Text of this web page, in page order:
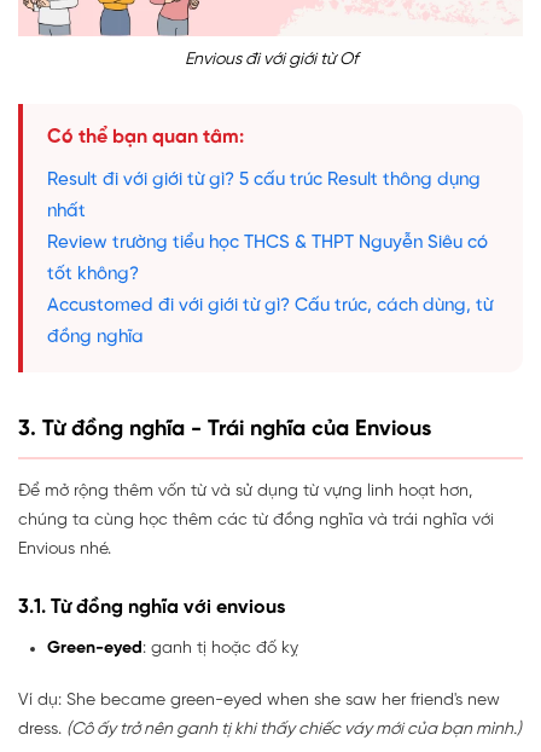
Envious đi với giới từ Of
Có thể bạn quan tâm:
Result đi với giới từ gì? 5 cấu trúc Result thông dụng
nhất
Review trường tiểu học THCS & THPT Nguyễn Siêu có
tốt không?
Accustomed đi với giới từ gì? Cấu trúc, cách dùng, từ
đồng nghĩa
3. Từ đồng nghĩa - Trái nghĩa của Envious
Để mở rộng thêm vốn từ và sử dụng từ vựng linh hoạt hơn,
chúng ta cùng học thêm các từ đồng nghĩa và trái nghĩa với
Envious nhé.
3.1. Từ đồng nghĩa với envious
Green-eyed: ganh tị hoặc đố kỵ
Ví dụ: She became green-eyed when she saw her friend's new
dress. (Cô ấy trở nên ganh tị khi thấy chiếc váy mới của bạn mình.)